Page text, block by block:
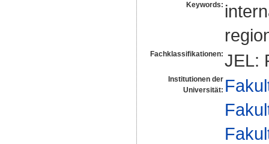
Keywords:
Fachklassifikationen: JEL:
Institutionen der
Universität: